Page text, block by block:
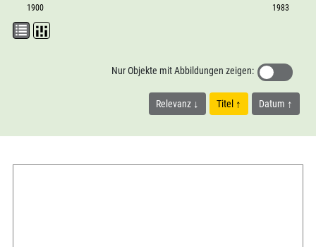
1900 1983
Relevanz Titel Datum
Nur Objekte mit Abbildungen zeigen: